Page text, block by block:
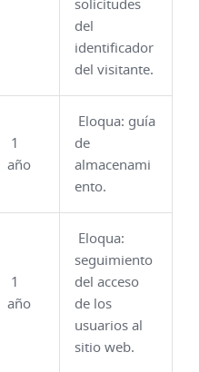
solicitudes
del
identificador
del visitante.
1
año
Eloqua: guía
de
almacenami
ento.
1
año
Eloqua:
seguimiento
del acceso
de los
usuarios al
sitio web.